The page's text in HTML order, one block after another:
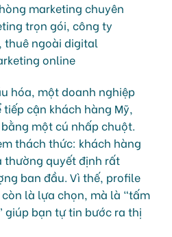
hóa, một doanh nghiệp
cận khách hàng Mỹ,
một cú nhấp chuột.
thách thức: khách hàng
thường quyết định rất
ban đầu. Vì thế, profile
là lựa chọn, mà là “tấm
giúp bạn tự tin bước ra thị